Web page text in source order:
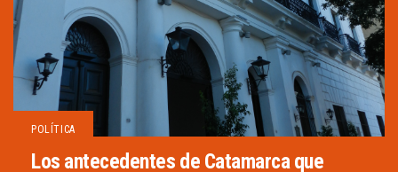
POLÍTICA
Los antecedentes de Catamarca que